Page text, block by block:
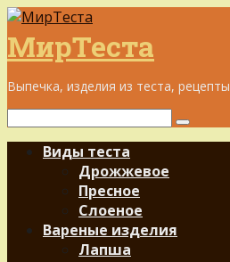
Перейти
к
контенту
МирТеста
Выпечка, изделия из теста, рецепты
Поиск:
Виды теста
Дрожжевое
Пресное
Слоеное
Вареные изделия
Лапша